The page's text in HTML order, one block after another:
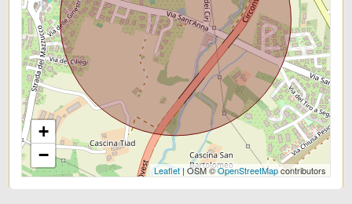
+
−
Leaflet| OSM ©OpenStreetMapcontributors